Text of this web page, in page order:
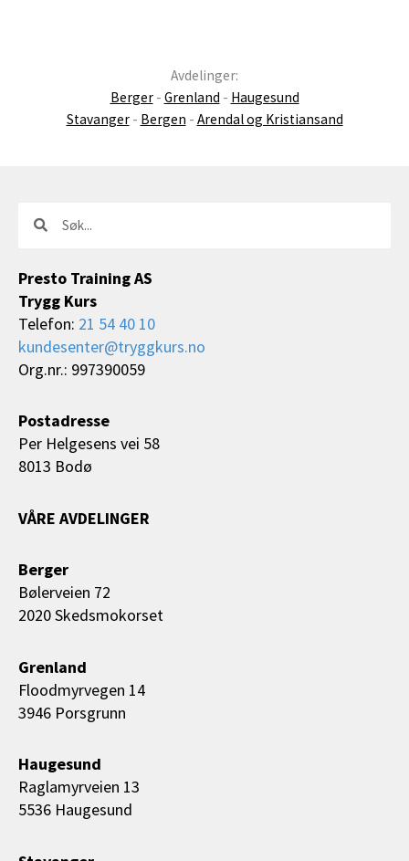
Avdelinger:
Berger- Grenland - Haugesund
Stavanger- Bergen - Arendal og Kristiansand
Søk
Presto Training AS
Trygg Kurs
Telefon: 21 54 40 10
kundesenter@tryggkurs.no
Org.nr.: 997390059
Postadresse
Per Helgesens vei 58
8013 Bodø
VÅRE AVDELINGER
Berger
Bølerveien 72
2020 Skedsmokorset
Grenland
Floodmyrvegen 14
3946 Porsgrunn
Haugesund
Raglamyrveien 13
5536 Haugesund